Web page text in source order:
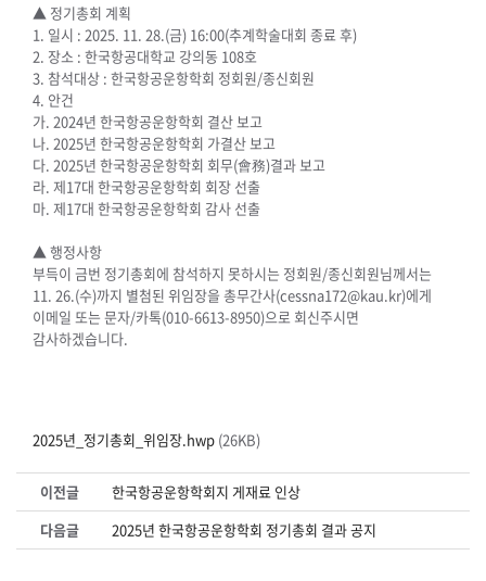
▲ 정기총회 계획
1. 일시 : 2025. 11. 28.(금) 16:00(추계학술대회 종료 후)
2. 장소 : 한국항공대학교 강의동 108호
3. 참석대상 : 한국항공운항학회 정회원/종신회원
4. 안건
가. 2024년 한국항공운항학회 결산 보고
나. 2025년 한국항공운항학회 가결산 보고
다. 2025년 한국항공운항학회 회무(會務)결과 보고
라. 제17대 한국항공운항학회 회장 선출
마. 제17대 한국항공운항학회 감사 선출
▲ 행정사항
부득이 금번 정기총회에 참석하지 못하시는 정회원/종신회원님께서는
11. 26.(수)까지 별첨된 위임장을 총무간사(cessna172@kau.kr)에게
이메일 또는 문자/카톡(010-6613-8950)으로 회신주시면
감사하겠습니다.
2025년_정기총회_위임장.hwp (26KB)
이전글
한국항공운항학회지 게재료 인상
다음글
2025년 한국항공운항학회 정기총회 결과 공지